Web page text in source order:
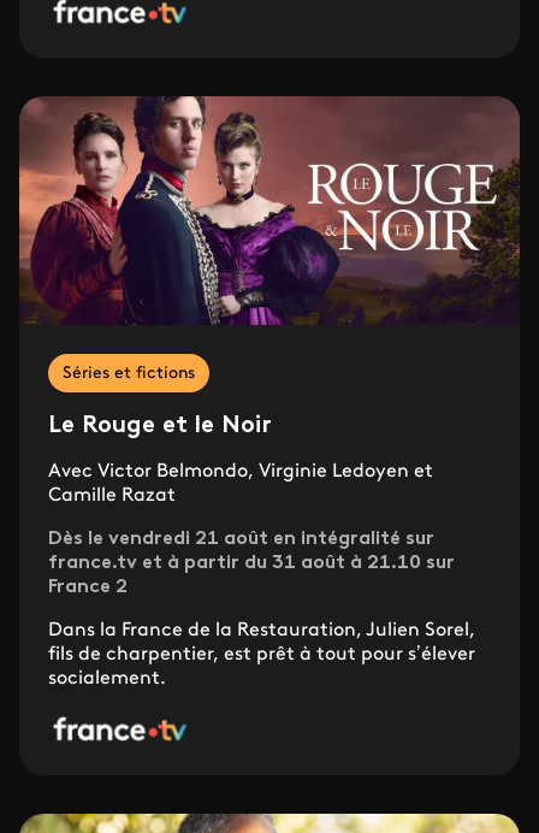
Séries et fictions
Le Rouge et le Noir
Avec Victor Belmondo, Virginie Ledoyen et
Camille Razat
Dès le vendredi 21 août en intégralité sur
france.tv et à partir du 31 août à 21.10 sur
France 2
Dans la France de la Restauration, Julien Sorel,
fils de charpentier, est prêt à tout pour s’élever
socialement.